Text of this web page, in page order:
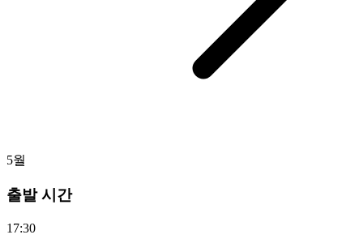
5월
출발 시간
17:30